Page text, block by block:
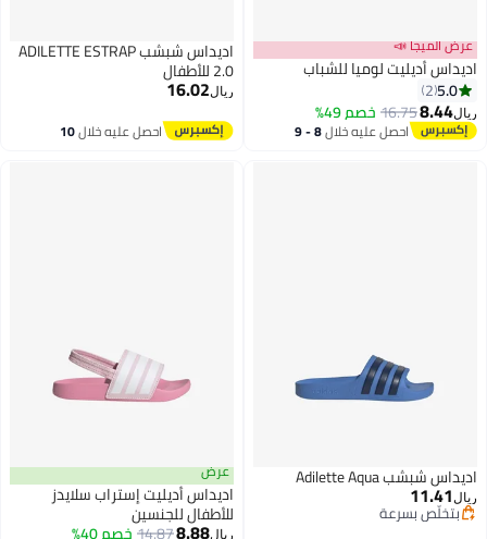
عرض الميجا 📣
اديداس أديليت لوميا للشباب
5.0
2
ريال8.44
16.75خصم 49%
احصل عليه خلال 8 - 9
اديداس شبشب ADILETTE ESTRAP
2.0 للأطفال
ريال16.02
احصل عليه خلال10
اديداس شبشب Adilette Aqua
ريال11.41
بتخلّص بسرعة
بتخلّص بسرعة
عرض
اديداس أديليت إستراب سلايدز
للأطفال للجنسين
ريال